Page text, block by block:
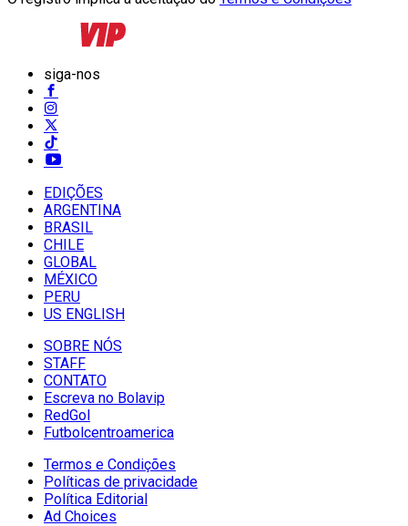
siga-nos
EDIÇÕES
ARGENTINA
BRASIL
CHILE
GLOBAL
MÉXICO
PERU
US ENGLISH
SOBRE NÓS
STAFF
CONTATO
Escreva no Bolavip
RedGol
Futbolcentroamerica
Termos e Condições
Políticas de privacidade
Política Editorial
Ad Choices